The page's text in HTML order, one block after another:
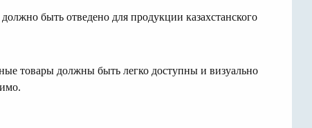
быть отведено для продукции казахстанского
товары должны быть легко доступны и визуально